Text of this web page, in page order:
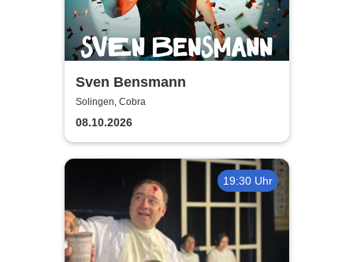
Sven Bensmann
Solingen, Cobra
08.10.2026
19:30 Uhr